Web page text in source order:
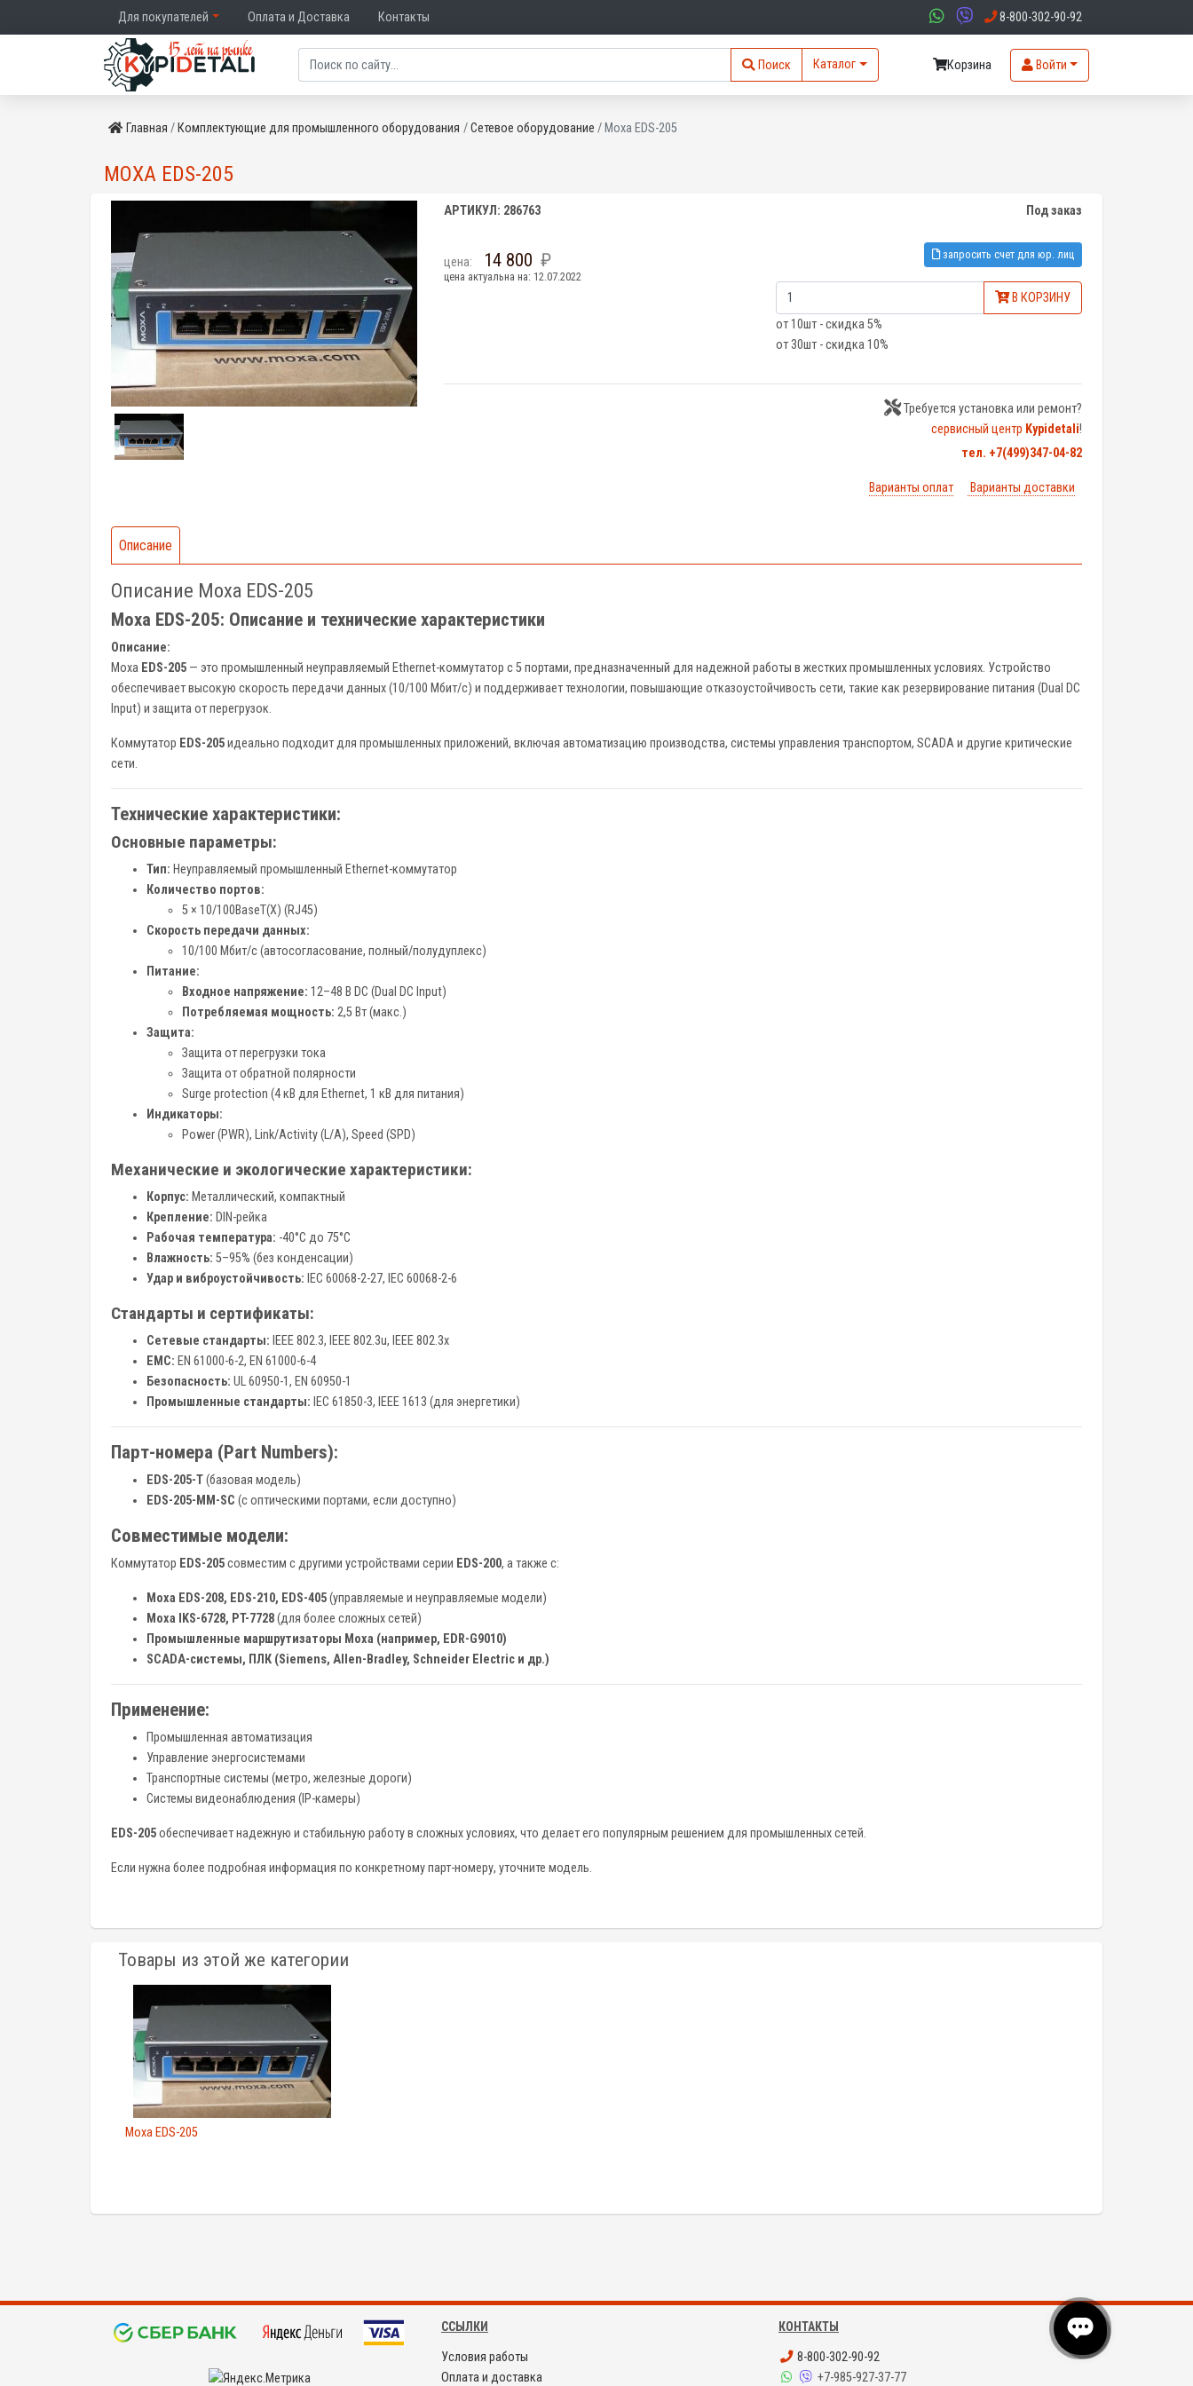
Для покупателей Оплата и Доставка Контакты 8-800-302-90-92
Поиск Каталог Корзина Войти
Главная Комплектующие для промышленного оборудования Сетевое оборудование Moxa EDS-205
MOXA EDS-205
АРТИКУЛ: 286763 Под заказ
цена: 14 800
цена актуальна на: 12.07.2022
запросить счет для юр. лиц
В КОРЗИНУ
от 10шт - скидка 5%
от 30шт - скидка 10%
Требуется установка или ремонт?
сервисный центр Kypidetali!
тел. +7(499)347-04-82
Варианты оплат Варианты доставки
Описание
Описание Moxa EDS-205
Moxa EDS-205: Описание и технические характеристики
Описание:
Moxa EDS-205 — это промышленный неуправляемый Ethernet-коммутатор с 5 портами, предназначенный для надежной работы в жестких промышленных условиях. Устройство
обеспечивает высокую скорость передачи данных (10/100 Мбит/с) и поддерживает технологии, повышающие отказоустойчивость сети, такие как резервирование питания (Dual DC
Input) и защита от перегрузок.
Коммутатор EDS-205идеально подходит для промышленных приложений, включая автоматизацию производства, системы управления транспортом, SCADA и другие критические
сети.
Технические характеристики:
Основные параметры:
Тип: Неуправляемый промышленный Ethernet-коммутатор
Количество портов:
5 × 10/100BaseT(X) (RJ45)
Скорость передачи данных:
10/100 Мбит/с (автосогласование, полный/полудуплекс)
Питание:
Входное напряжение: 12–48 В DC (Dual DC Input)
Потребляемая мощность: 2,5 Вт (макс.)
Защита:
Защита от перегрузки тока
Защита от обратной полярности
Surge protection (4 кВ для Ethernet, 1 кВ для питания)
Индикаторы:
Power (PWR), Link/Activity (L/A), Speed (SPD)
Механические и экологические характеристики:
Корпус: Металлический, компактный
Крепление: DIN-рейка
Рабочая температура: -40°C до 75°C
Влажность: 5–95% (без конденсации)
Удар и виброустойчивость: IEC 60068-2-27, IEC 60068-2-6
Стандарты и сертификаты:
Сетевые стандарты: IEEE 802.3, IEEE 802.3u, IEEE 802.3x
EMC: EN 61000-6-2, EN 61000-6-4
Безопасность: UL 60950-1, EN 60950-1
Промышленные стандарты: IEC 61850-3, IEEE 1613 (для энергетики)
Парт-номера (Part Numbers):
EDS-205-T(базовая модель)
EDS-205-MM-SC (с оптическими портами, если доступно)
Совместимые модели:
Коммутатор EDS-205совместим с другими устройствами серии EDS-200, а также с:
Moxa EDS-208, EDS-210, EDS-405(управляемые и неуправляемые модели)
Moxa IKS-6728, PT-7728(для более сложных сетей)
Промышленные маршрутизаторы Moxa (например, EDR-G9010)
SCADA-системы, ПЛК (Siemens, Allen-Bradley, Schneider Electric и др.)
Применение:
Промышленная автоматизация
Управление энергосистемами
Транспортные системы (метро, железные дороги)
Системы видеонаблюдения (IP-камеры)
EDS-205обеспечивает надежную и стабильную работу в сложных условиях, что делает его популярным решением для промышленных сетей.
Если нужна более подробная информация по конкретному парт-номеру, уточните модель.
Товары из этой же категории
Moxa EDS-205
ССЫЛКИ
Условия работы
Оплата и доставка
КОНТАКТЫ
8-800-302-90-92
+7-985-927-37-77